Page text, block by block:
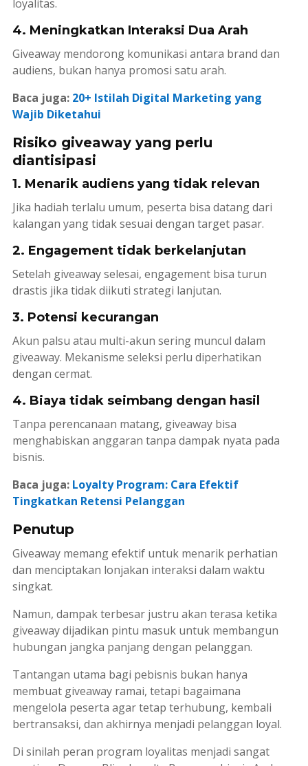
loyalitas.
4. Meningkatkan Interaksi Dua Arah
Giveaway mendorong komunikasi antara brand dan
audiens, bukan hanya promosi satu arah.
Baca juga: 20+ Istilah Digital Marketing yang
Wajib Diketahui
Risiko giveaway yang perlu
diantisipasi
1. Menarik audiens yang tidak relevan
Jika hadiah terlalu umum, peserta bisa datang dari
kalangan yang tidak sesuai dengan target pasar.
2. Engagement tidak berkelanjutan
Setelah giveaway selesai, engagementbisa turun
drastis jika tidak diikuti strategi lanjutan.
3. Potensi kecurangan
Akun palsu atau multi-akun sering muncul dalam
giveaway. Mekanisme seleksi perlu diperhatikan
dengan cermat.
4. Biaya tidak seimbang dengan hasil
Tanpa perencanaan matang, giveaway bisa
menghabiskan anggaran tanpa dampak nyata pada
bisnis.
Baca juga: Loyalty Program: Cara Efektif
Tingkatkan Retensi Pelanggan
Penutup
Giveaway memang efektif untuk menarik perhatian
dan menciptakan lonjakan interaksi dalam waktu
singkat.
Namun, dampak terbesar justru akan terasa ketika
giveaway dijadikan pintu masuk untuk membangun
hubungan jangka panjang dengan pelanggan.
Tantangan utama bagi pebisnis bukan hanya
membuat giveaway ramai, tetapi bagaimana
mengelola peserta agar tetap terhubung, kembali
bertransaksi, dan akhirnya menjadi pelanggan loyal.
Di sinilah peran program loyalitas menjadi sangat